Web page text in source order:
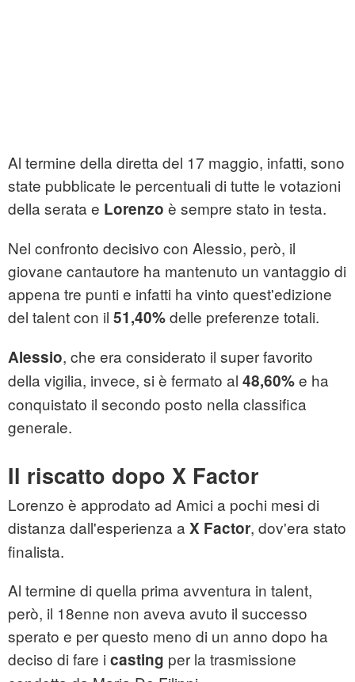
Al termine della diretta del 17 maggio, infatti, sono
state pubblicate le percentuali di tutte le votazioni
della serata e Lorenzo è sempre stato in testa.
Nel confronto decisivo con Alessio, però, il
giovane cantautore ha mantenuto un vantaggio di
appena tre punti e infatti ha vinto quest'edizione
del talent con il 51,40%delle preferenze totali.
Alessio, che era considerato il super favorito
della vigilia, invece, si è fermato al 48,60%e ha
conquistato il secondo posto nella classifica
generale.
Il riscatto dopo X Factor
Lorenzo è approdato ad Amici a pochi mesi di
distanza dall'esperienza a X Factor, dov'era stato
finalista.
Al termine di quella prima avventura in talent,
però, il 18enne non aveva avuto il successo
sperato e per questo meno di un anno dopo ha
deciso di fare i casting per la trasmissione